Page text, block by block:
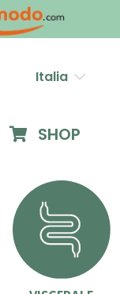
Italia
SHOP